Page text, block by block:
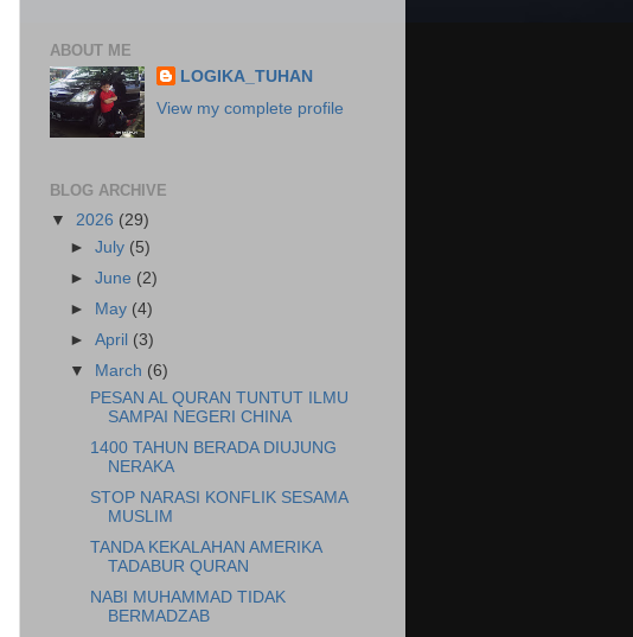
ABOUT ME
LOGIKA_TUHAN
View my complete profile
BLOG ARCHIVE
▼ 2026 (29)
►July (5)
►June (2)
►
May (4)
►April (3)
▼
March (6)
PESAN AL QURAN TUNTUT ILMU
SAMPAI NEGERI CHINA
1400 TAHUN BERADA DIUJUNG
NERAKA
STOP NARASI KONFLIK SESAMA
MUSLIM
TANDA KEKALAHAN AMERIKA
TADABUR QURAN
NABI MUHAMMAD TIDAK
BERMADZAB